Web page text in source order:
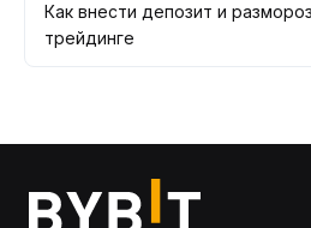
Как внести депозит и
трейдинге